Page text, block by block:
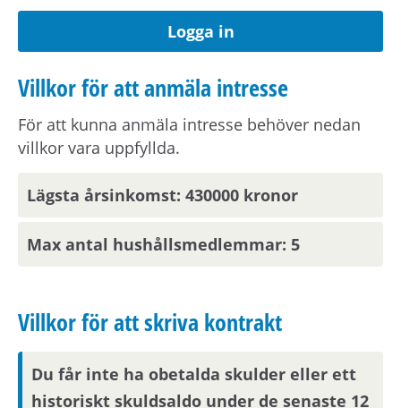
individuell mätning och debitering (IMD) av
vatten i din fastighet. Detta arbete planeras
påbörja under år 2026. I Visättra planeras
installation påbörjas under september månad.
Vid kontraktsskrivning kan du behöva uppvisa
Om hyran
Logga in
Villkor för att anmäla intresse
För att kunna anmäla intresse behöver nedan
villkor vara uppfyllda.
Lägsta årsinkomst: 430000 kronor
Max antal hushållsmedlemmar: 5
Villkor för att skriva kontrakt
Du får inte ha obetalda skulder eller ett
historiskt skuldsaldo under de senaste 12